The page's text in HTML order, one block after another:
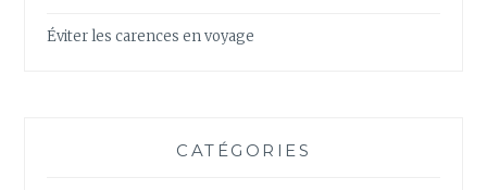
Éviter les carences en voyage
CATÉGORIES